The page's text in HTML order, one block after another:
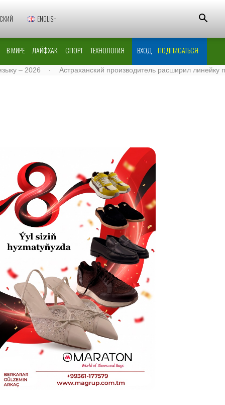
ENGLISH
В МИРЕ ЛАЙФХАК СПОРТ ТЕХНОЛОГИЯ ВХОД ПОДПИСАТЬСЯ
2026 · Астраханский производитель расширил линейку